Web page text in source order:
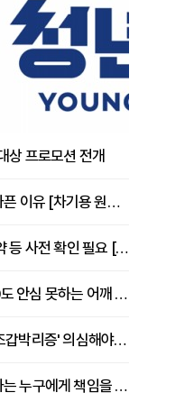
상 프로모션 전개
허리 MRI는 정상인데 계속 아픈 이유 [차기용 원장 칼럼]
휴가철 건강검진, 금식·복용약 등 사전 확인 필요 [정도감 원장 칼럼]
"40대인데 오십견?"...3040도 안심 못하는 어깨 유착성 관절낭염
손발톱 들뜨고 벗겨진다면 '조갑박리증' 의심해야 [김철윤 원장 칼럼]
자율주행자동차 사고, 피해자는 누구에게 책임을 물을 수 있을까